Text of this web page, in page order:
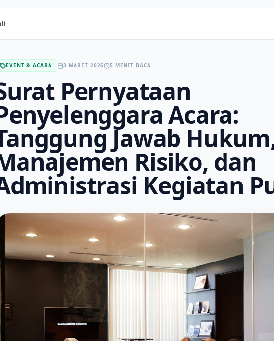
EVENT & ACARA 3 MARET 2026 5 MENIT BACA
Pernyataan
Acara:
Jawab
Risiko, dan
Kegiatan